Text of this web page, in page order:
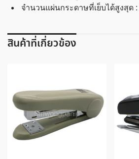
จำนวนแผ่นกระดาษที่เย็บได้สูงสุด :
สินค้าที่เกี่ยวข้อง